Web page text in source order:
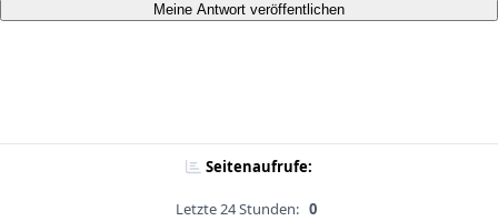
Meine Antwort veröffentlichen
Seitenaufrufe:
Letzte 24 Stunden: 0